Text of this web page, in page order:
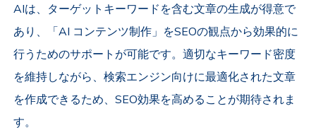
AIは、ターゲットキーワードを含む文章の生成が得意で
あり、「AI コンテンツ制作」をSEOの観点から効果的に
行うためのサポートが可能です。適切なキーワード密度
を維持しながら、検索エンジン向けに最適化された文章
を作成できるため、SEO効果を高めることが期待されま
す。